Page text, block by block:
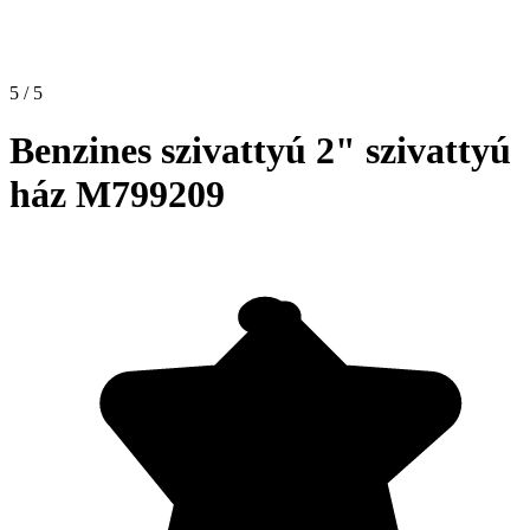
5 / 5
Benzines szivattyú 2" szivattyú
ház M799209